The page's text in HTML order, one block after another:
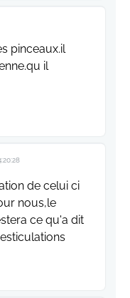
pinceaux.il
il
de celui ci
nous,le
ce qu'a dit